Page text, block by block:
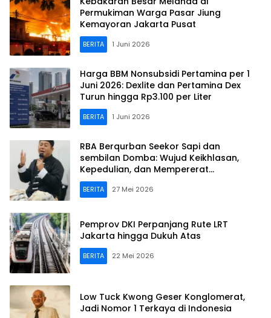
Permukiman Warga Pasar Jiung
Kemayoran Jakarta Pusat
BERITA 1 Juni 2026
Harga BBM Nonsubsidi Pertamina per 1
Juni 2026: Dexlite dan Pertamina Dex
Turun hingga Rp3.100 per Liter
BERITA 1 Juni 2026
RBA Berqurban Seekor Sapi dan
sembilan Domba: Wujud Keikhlasan,
Kepedulian, dan Mempererat
Persaudaraan
BERITA 27 Mei 2026
Pemprov DKI Perpanjang Rute LRT
Jakarta hingga Dukuh Atas
BERITA 22 Mei 2026
Low Tuck Kwong Geser Konglomerat,
Jadi Nomor 1 Terkaya di Indonesia